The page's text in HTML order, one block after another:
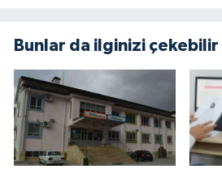
Bunlar da ilginizi çekebilir